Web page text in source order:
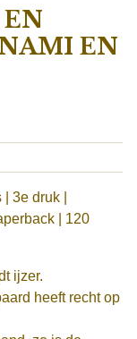
EN
3e druk |
| 120
ijzer.
heeft recht op